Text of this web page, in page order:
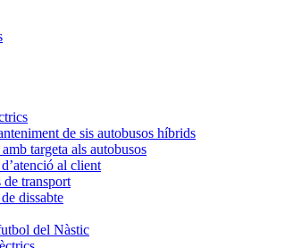
de sis autobusos híbrids
targeta als autobusos
al client
transport
dissabte
del Nàstic